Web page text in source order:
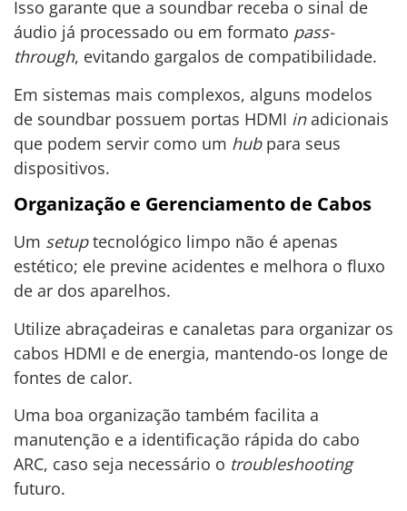
Isso garante que a soundbar receba o sinal de
áudio já processado ou em formato pass-
through, evitando gargalos de compatibilidade.
Em sistemas mais complexos, alguns modelos
de soundbar possuem portas HDMI inadicionais
que podem servir como um hubpara seus
dispositivos.
Organização e Gerenciamento de Cabos
Um setuptecnológico limpo não é apenas
estético; ele previne acidentes e melhora o fluxo
de ar dos aparelhos.
Utilize abraçadeiras e canaletas para organizar os
cabos HDMI e de energia, mantendo-os longe de
fontes de calor.
Uma boa organização também facilita a
manutenção e a identificação rápida do cabo
ARC, caso seja necessário o troubleshooting
futuro.